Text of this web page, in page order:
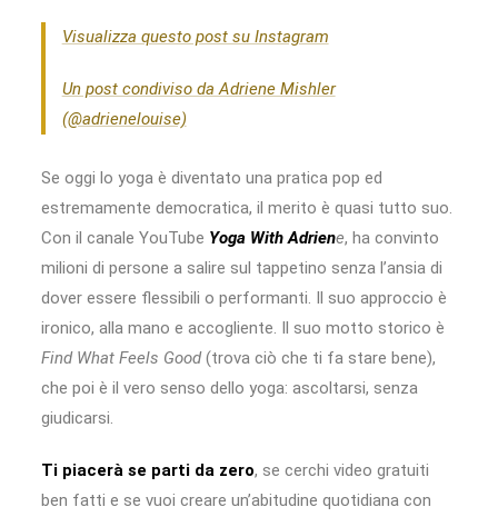
Visualizza questo post su Instagram
Un post condiviso da Adriene Mishler
(@adrienelouise)
Se oggi lo yoga è diventato una pratica pop ed
estremamente democratica, il merito è quasi tutto suo.
Con il canale YouTube Yoga With Adriene, ha convinto
milioni di persone a salire sul tappetino senza l’ansia di
dover essere flessibili o performanti. Il suo approccio è
ironico, alla mano e accogliente. Il suo motto storico è
Find What Feels Good(trova ciò che ti fa stare bene),
che poi è il vero senso dello yoga: ascoltarsi, senza
giudicarsi.
Ti piacerà se parti da zero, se cerchi video gratuiti
ben fatti e se vuoi creare un’abitudine quotidiana con